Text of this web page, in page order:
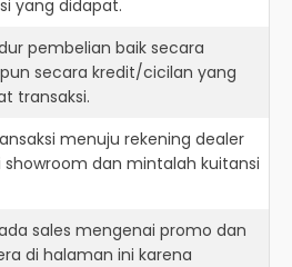
yang didapat.
pembelian baik secara
secara kredit/cicilan yang
transaksi.
menuju rekening dealer
showroom dan mintalah kuitansi
sales mengenai promo dan
di halaman ini karena